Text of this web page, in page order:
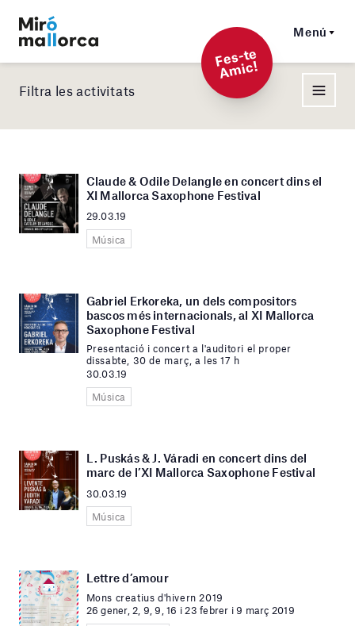
Menú
F
es-t
e
A
mi
c!
Filtra les activitats
Claude & Odile Delangle en concert dins el
XI Mallorca Saxophone Festival
29.03.19
Música
Gabriel Erkoreka, un dels compositors
bascos més internacionals, al XI Mallorca
Saxophone Festival
Presentació i concert a l'auditori el proper
dissabte, 30 de març, a les 17 h
30.03.19
Música
L. Puskás & J. Váradi en concert dins del
marc de l’XI Mallorca Saxophone Festival
30.03.19
Música
Lettre d’amour
Mons creatius d'hivern 2019
26 gener, 2, 9, 9, 16 i 23 febrer i 9 març 2019